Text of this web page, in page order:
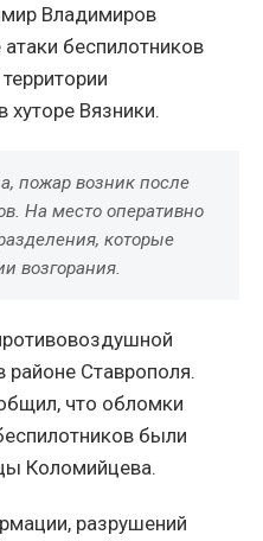
Владимиров
беспилотников
Вязники.
пожар возник после
На место оперативно
которые
возгорания.
Ставрополя.
что обломки
были
Коломийцева.
разрушений